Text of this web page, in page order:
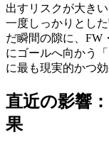
出すリスクが大き
一度しっかりとし
だ瞬間の隙に、FW
にゴールへ向かう
に最も現実的かつ
直近の影響
果